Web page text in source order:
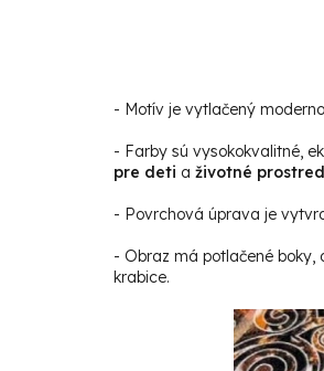
- Motív je vytlačený
- Farby sú vysokokvalitné,
pre deti a životné
- Povrchová úprava je
- Obraz má potlačené boky,
krabice.